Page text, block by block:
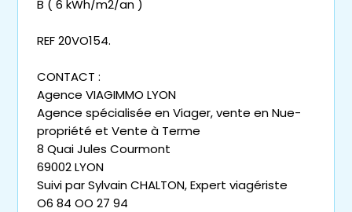
B ( 6 kWh/m2/an )
REF 20VO154.
CONTACT :
Agence VIAGIMMO LYON
Agence spécialisée en Viager, vente en Nue-
propriété et Vente à Terme
8 Quai Jules Courmont
69002 LYON
Suivi par Sylvain CHALTON, Expert viagériste
O6 84 OO 27 94